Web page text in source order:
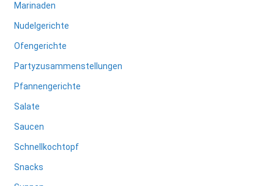
Marinaden
Nudelgerichte
Ofengerichte
Partyzusammenstellungen
Pfannengerichte
Salate
Saucen
Schnellkochtopf
Snacks